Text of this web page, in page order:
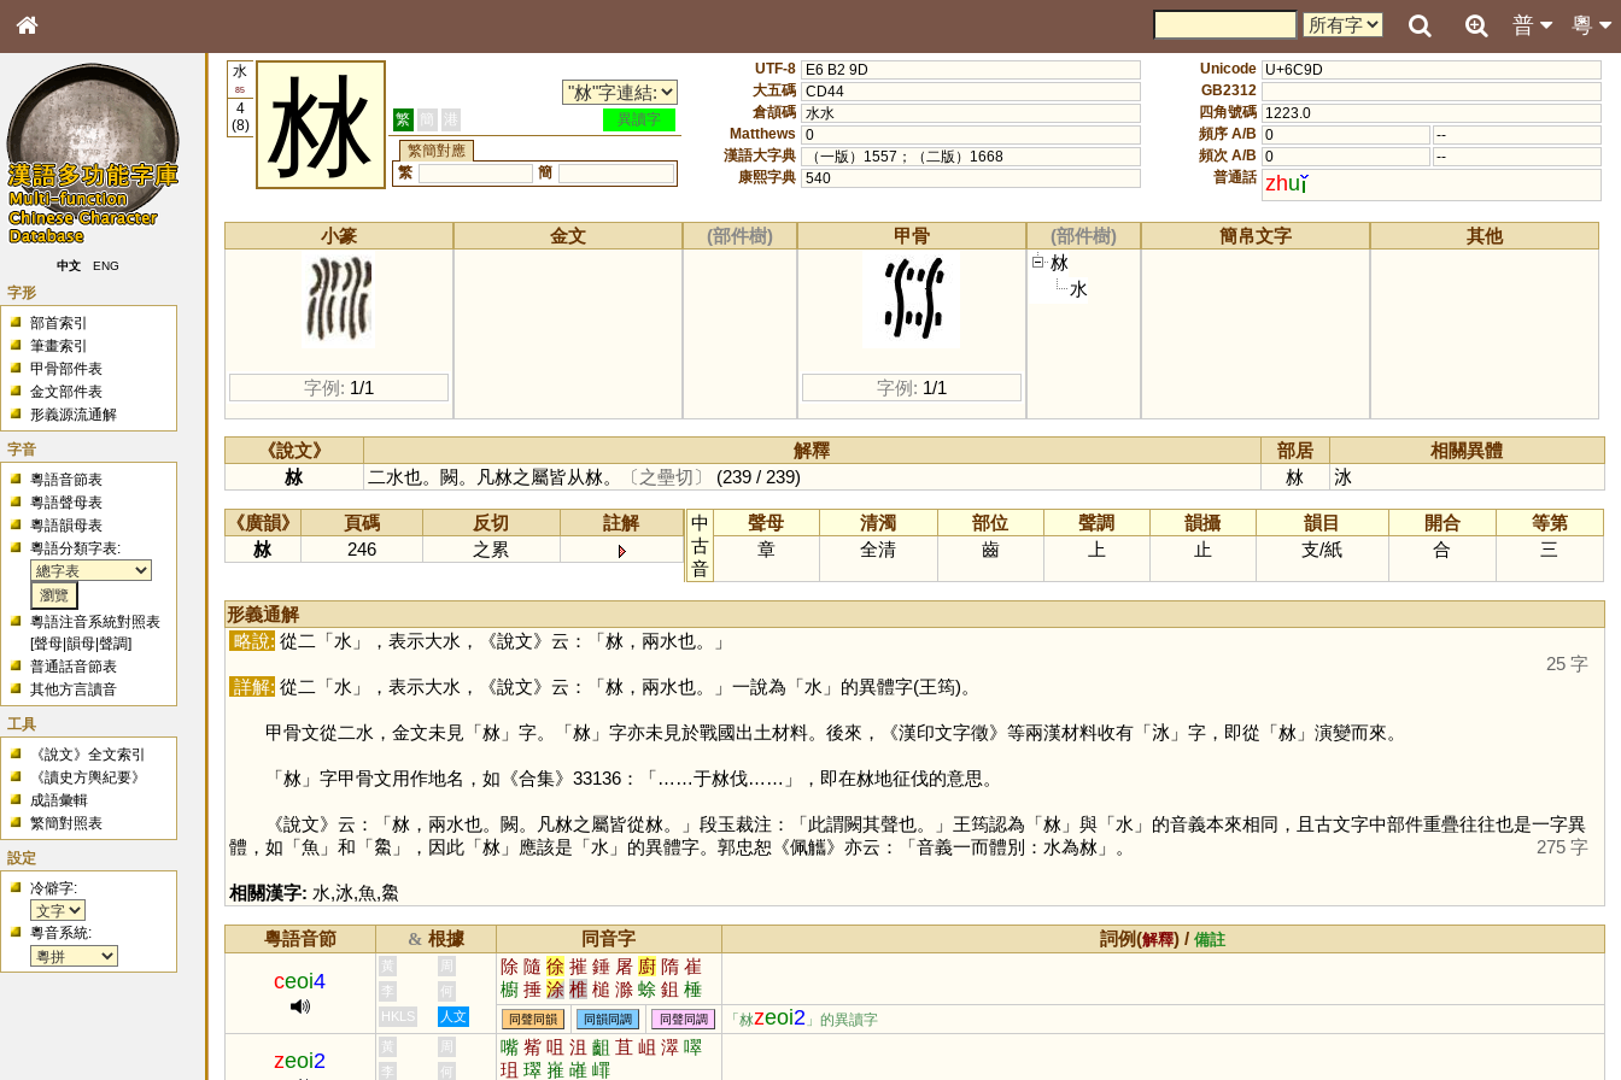
粵
普
中文 ENG
字形
部首索引
筆畫索引
甲骨部件表
金文部件表
形義源流通解
字音
粵語音節表
粵語聲母表
粵語韻母表
粵語分類字表:
粵語注音系統對照表
[聲母 |韻母 |聲調]
普通話音節表
其他方言讀音
工具
《說文》全文索引
《讀史方輿紀要》
成語彙輯
繁簡對照表
設定
冷僻字:
粵音系統:
水
85
4
(8)
沝 繁 簡 港
異讀字
繁簡對應
繁
簡
UTF-8
E6 B2 9D
大五碼 CD44
倉頡碼 水水
Matthews
0
漢語大字典
（一版）1557；（二版）1668
康熙字典 540
Unicode U+6C9D
GB2312
四角號碼 1223.0
頻序 A/B 0
--
頻次 A/B 0
--
普通話 zhu
小篆
字例: 1/1
金文 (部件樹) 甲骨
字例: 1/1
(部件樹)
沝
水
簡帛文字 其他
《說文》 解釋 部居
相關異體
沝
二水也。闕。凡沝之屬皆从沝。 〔之壘切〕 (239 / 239) 沝 𣲙
《廣韻》 頁碼 反切
註解
沝
246 之累
中
古
音
聲母 清濁 部位 聲調 韻攝 韻目 開合
等第
章
全清 齒 上 止 支/紙 合 三
形義通解
略說: 從二「水」，表示大水，《說文》云：「沝，兩水也。」
25 字
詳解: 從二「水」，表示大水，《說文》云：「沝，兩水也。」一說為「水」的異體字(王筠)。
甲骨文從二水，金文未見「沝」字。「沝」字亦未見於戰國出土材料。後來，《漢印文字徵》等兩漢材料收有「𣲙」字，即從「沝」演變而來。
「沝」字甲骨文用作地名，如《合集》33136：「……于沝伐……」，即在沝地征伐的意思。
《說文》云：「沝，兩水也。闕。凡沝之屬皆從沝。」段玉裁注：「此謂闕其聲也。」王筠認為「沝」與「水」的音義本來相同，且古文字中部件重疊往往也是一字異
體，如「魚 」和「𩺰 」，因此「沝」應該是「水」的異體字。郭忠恕《佩觿》亦云：「音義一而體別：水為沝」。 275 字
相關漢字: 水,𣲙,魚,𩺰
粵語音節 & 根據 同音字 詞例(解釋) /備註
ceoi4
黃 周 除 隨 徐 摧 錘 屠 廚 隋 崔
櫥 捶 涂 椎 槌 滁 蜍 鉏 棰
箠 篨 膗 蒢 慛 凗 湷 魋 磪
菙 腄 搥 鎚
李
何
HKLS
人文 同聲同韻 同韻同調 同聲同調 「沝zeoi2 」的異讀字
zeoi2
黃 周 嘴 觜 咀 沮 齟 苴 岨 濢 噿
珇 璻 嶊 嶉 嶵
李 何